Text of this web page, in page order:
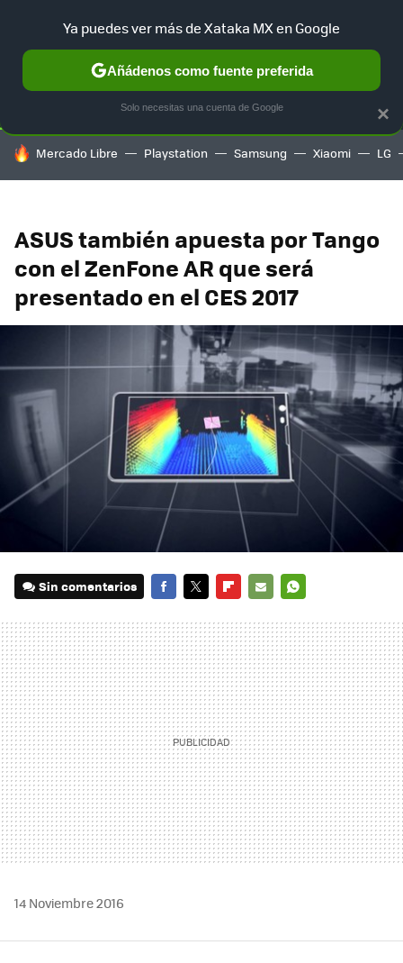
SELECCIÓN GAMING HOME AUTO TERRITORIO
HOY SE HABLA DE
Mercado Libre Playstation Samsung Xiaomi LG
ASUS también apuesta por Tango
con el ZenFone AR que será
presentado en el CES 2017
Sin comentarios
MAIL
14 Noviembre 2016
×
Ya puedes ver más de Xataka MX en Google
Añádenos como fuente preferida
Solo necesitas una cuenta de Google